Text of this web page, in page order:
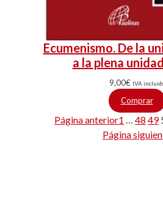
Ecumenismo. De la
a la plena
9,00€ IVA
Comprar
Página anterior1 48 49
Página